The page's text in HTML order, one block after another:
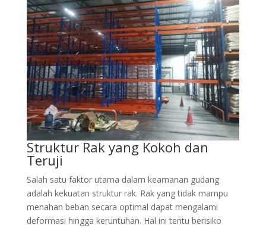
Struktur Rak yang Kokoh dan
Teruji
Salah satu faktor utama dalam keamanan gudang
adalah kekuatan struktur rak. Rak yang tidak mampu
menahan beban secara optimal dapat mengalami
deformasi hingga keruntuhan. Hal ini tentu berisiko